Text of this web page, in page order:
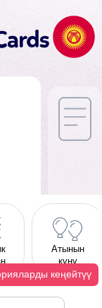
Атынын
күнү
кеңейтүү